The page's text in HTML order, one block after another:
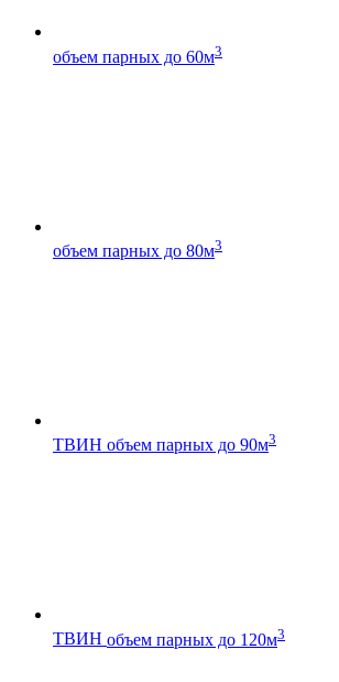
объем парных до 60м3
объем парных до 80м3
ТВИН объем парных до 90м3
ТВИН объем парных до 120м3